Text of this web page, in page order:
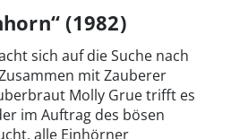
(1982)
sich auf die Suche nach
mit Zauberer
Molly Grue trifft es
im Auftrag des bösen
alle Einhörner